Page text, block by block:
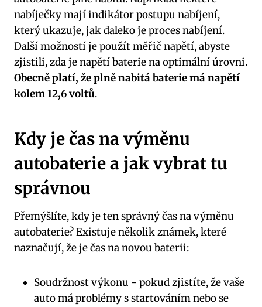
nabíječky ‍mají indikátor postupu ‌nabíjení,
který ukazuje, jak daleko je proces⁣ nabíjení.
‌Další možností je použít měřič napětí,⁤ abyste
zjistili, zda je napětí baterie na​ optimální úrovni.⁤
Obecně platí, že plně nabitá baterie má napětí
kolem 12,6 voltů.
Kdy je čas na výměnu
autobaterie‌ a jak vybrat tu‍
správnou
Přemýšlíte, ⁢kdy je ten správný čas⁤ na výměnu
autobaterie? Existuje několik⁢ známek, které
naznačují, že je ​čas na novou ‌baterii:
Soudržnost⁢ výkonu ‍- pokud zjistíte,‌ že ⁣vaše ​
auto má problémy s startováním ‍nebo ‍se